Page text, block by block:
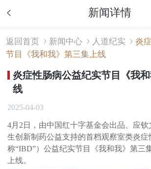
新闻详情
返回首页 新闻中心 人道纪实
炎
节目《我和我》第三集上线
炎症性肠病公益纪实节目《我
线
2025-04-03
4月2日，由中国红十字基金会出品、应
生创新制药公益支持的首档观察室类炎症
称“IBD”）公益纪实节目《我和我》第三
上线。